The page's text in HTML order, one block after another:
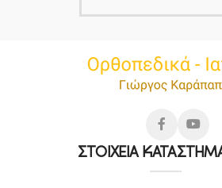
ΣΤΟΙΧΕΙΑ